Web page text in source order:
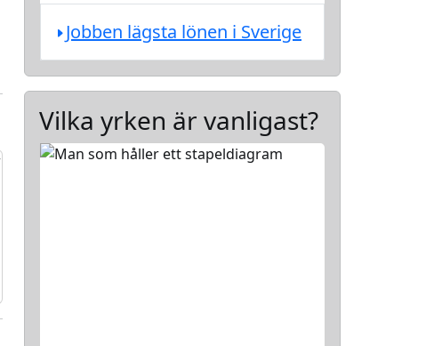
Jobben lägsta lönen i Sverige
Vilka yrken är vanligast?